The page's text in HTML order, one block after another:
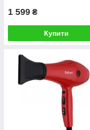
1 599 ₴
Купити